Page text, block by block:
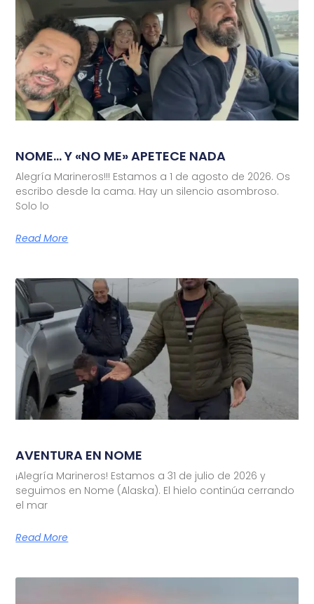
NOME… Y «NO ME» APETECE NADA
Alegría Marineros!!! Estamos a 1 de agosto de 2026. Os
escribo desde la cama. Hay un silencio asombroso.
Solo lo
Read More
AVENTURA EN NOME
¡Alegría Marineros! Estamos a 31 de julio de 2026 y
seguimos en Nome (Alaska). El hielo continúa cerrando
el mar
Read More